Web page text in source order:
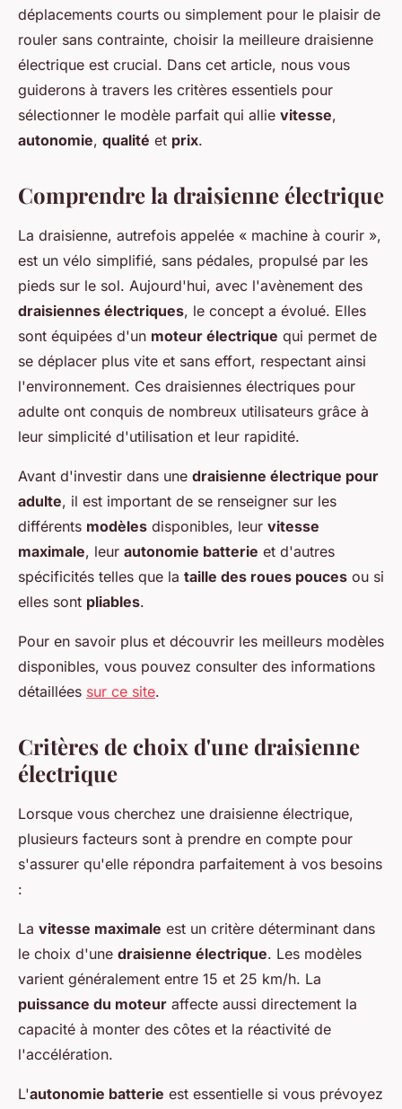
déplacements courts ou simplement pour le plaisir de
rouler sans contrainte, choisir la meilleure draisienne
électrique est crucial. Dans cet article, nous vous
guiderons à travers les critères essentiels pour
sélectionner le modèle parfait qui allie vitesse,
autonomie, qualité et prix.
Comprendre la draisienne électrique
La draisienne, autrefois appelée « machine à courir »,
est un vélo simplifié, sans pédales, propulsé par les
pieds sur le sol. Aujourd'hui, avec l'avènement des
draisiennes électriques, le concept a évolué. Elles
sont équipées d'un moteur électrique qui permet de
se déplacer plus vite et sans effort, respectant ainsi
l'environnement. Ces draisiennes électriques pour
adulte ont conquis de nombreux utilisateurs grâce à
leur simplicité d'utilisation et leur rapidité.
Avant d'investir dans une draisienne électrique pour
adulte, il est important de se renseigner sur les
différents modèles disponibles, leur vitesse
maximale, leur autonomie batterie et d'autres
spécificités telles que la taille des roues pouces ou si
elles sont pliables.
Pour en savoir plus et découvrir les meilleurs modèles
disponibles, vous pouvez consulter des informations
détaillées sur ce site.
Critères de choix d'une draisienne
électrique
Lorsque vous cherchez une draisienne électrique,
plusieurs facteurs sont à prendre en compte pour
s'assurer qu'elle répondra parfaitement à vos besoins
:
La vitesse maximale est un critère déterminant dans
le choix d'une draisienne électrique. Les modèles
varient généralement entre 15 et 25 km/h. La
puissance du moteur affecte aussi directement la
capacité à monter des côtes et la réactivité de
l'accélération.
L'autonomie batterie est essentielle si vous prévoyez